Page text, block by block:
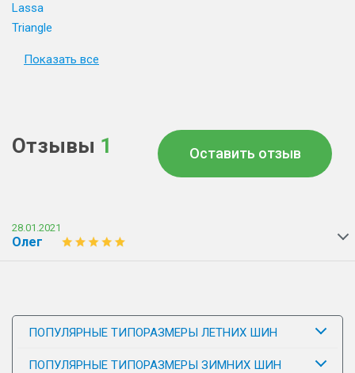
Lassa
Triangle
Показать все
Отзывы 1 Оставить отзыв
28.01.2021
Олег
ПОПУЛЯРНЫЕ ТИПОРАЗМЕРЫ ЛЕТНИХ ШИН
ПОПУЛЯРНЫЕ ТИПОРАЗМЕРЫ ЗИМНИХ ШИН